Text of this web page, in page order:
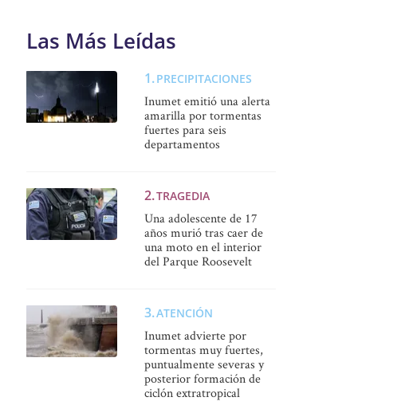
Las Más Leídas
PRECIPITACIONES
Inumet emitió una alerta
amarilla por tormentas
fuertes para seis
departamentos
TRAGEDIA
Una adolescente de 17
años murió tras caer de
una moto en el interior
del Parque Roosevelt
ATENCIÓN
Inumet advierte por
tormentas muy fuertes,
puntualmente severas y
posterior formación de
ciclón extratropical